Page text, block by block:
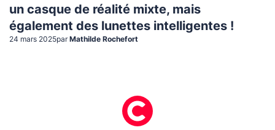
un casque de réalité mixte, mais
également des lunettes intelligentes !
24 mars 2025par Mathilde Rochefort